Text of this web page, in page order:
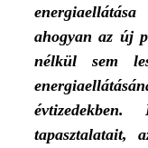
ahogyan az új
nélkül sem
tapasztalatait,